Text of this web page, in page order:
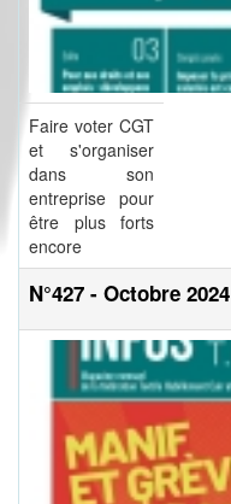
Faire voter CGT
et s'organiser
dans son
entreprise pour
être plus forts
encore
N°427 - Octobre 2024